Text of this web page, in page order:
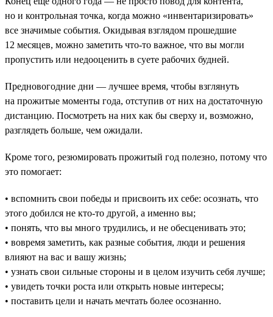
но и контрольная точка, когда можно «инвентаризировать»
все значимые события. Окидывая взглядом прошедшие
12 месяцев, можно заметить что-то важное, что вы могли
пропустить или недооценить в суете рабочих будней.
Предновогодние дни — лучшее время, чтобы взглянуть
на прожитые моменты года, отступив от них на достаточную
дистанцию. Посмотреть на них как бы сверху и, возможно,
разглядеть больше, чем ожидали.
Кроме того, резюмировать прожитый год полезно, потому что
это помогает:
• вспомнить свои победы и присвоить их себе: осознать, что
этого добился не кто-то другой, а именно вы;
• понять, что вы много трудились, и не обесценивать это;
• вовремя заметить, как разные события, люди и решения
влияют на вас и вашу жизнь;
• узнать свои сильные стороны и в целом изучить себя лучше;
• увидеть точки роста или открыть новые интересы;
• поставить цели и начать мечтать более осознанно.